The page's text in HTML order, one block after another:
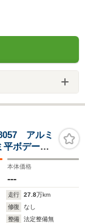
アルミ
平ボデー
コーラッ
箱2ケ
本体価格
---
走行 27.8万km
修復
なし
整備
法定整備無